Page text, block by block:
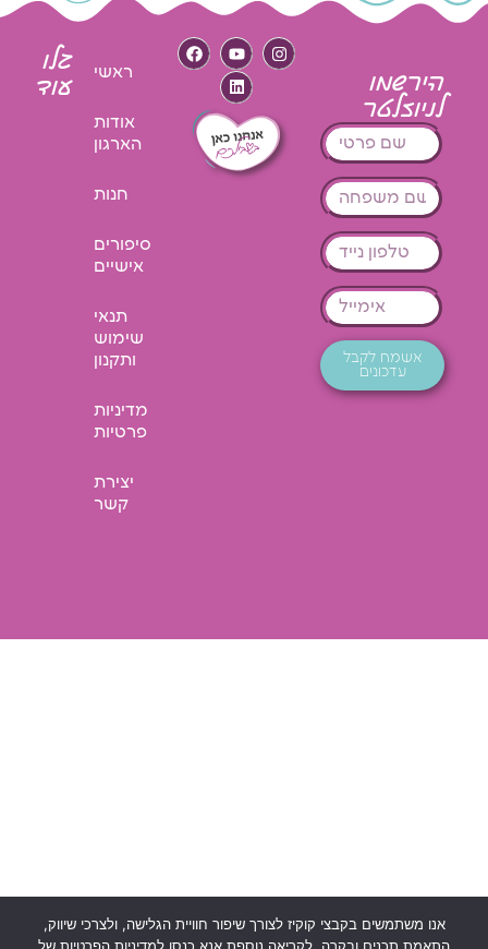
גלו
עוד
ראשי
אודות
הארגון
חנות
סיפורים
אישיים
תנאי
שימוש
ותקנון
מדיניות
פרטיות
יצירת
קשר
הירשמו
לניוזלטר
אשמח לקבל
עדכונים
אנו משתמשים בקבצי קוקיז לצורך שיפור חוויית הגלישה, ולצרכי שיווק,